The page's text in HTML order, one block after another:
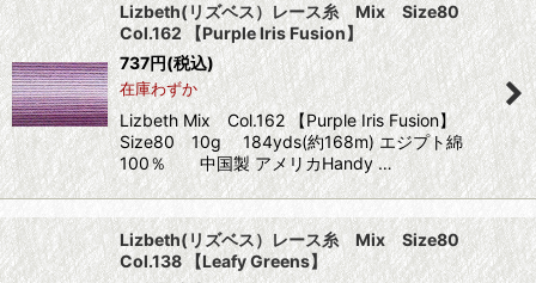
Lizbeth(リズベス）レース糸 Mix Size80
Col.162 【Purple Iris Fusion】
737円(税込)
在庫わずか
Lizbeth Mix Col.162 【Purple Iris Fusion】
Size80 10g 184yds(約168m) エジプト綿
100％ 中国製 アメリカHandy …
Lizbeth(リズベス）レース糸 Mix Size80
Col.138 【Leafy Greens】